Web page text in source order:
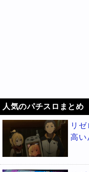
人気のパチスロまとめ
リ
高い